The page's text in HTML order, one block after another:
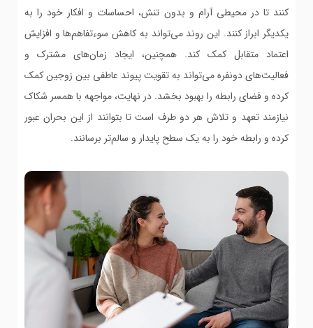
کنند تا در محیطی آرام و بدون تنش، احساسات و افکار خود را به
یکدیگر ابراز کنند. این روند می‌تواند به کاهش سوءتفاهم‌ها و افزایش
اعتماد متقابل کمک کند. همچنین، ایجاد زمان‌های مشترک و
فعالیت‌های دونفره می‌تواند به تقویت پیوند عاطفی بین زوجین کمک
کرده و فضای رابطه را بهبود بخشد. در نهایت، مواجهه با همسر شکاک
نیازمند تعهد و تلاش هر دو طرف است تا بتوانند از این بحران عبور
کرده و رابطه خود را به یک سطح پایدار و سالم‌تر برسانند.